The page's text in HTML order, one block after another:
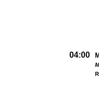
04:00